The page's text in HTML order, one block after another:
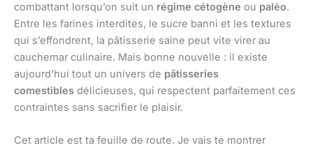
combattant lorsqu’on suit un régime cétogène ou paléo.
Entre les farines interdites, le sucre banni et les textures
qui s’effondrent, la pâtisserie saine peut vite virer au
cauchemar culinaire. Mais bonne nouvelle : il existe
aujourd’hui tout un univers de pâtisseries
comestibles délicieuses, qui respectent parfaitement ces
contraintes sans sacrifier le plaisir.
Cet article est ta feuille de route. Je vais te montrer